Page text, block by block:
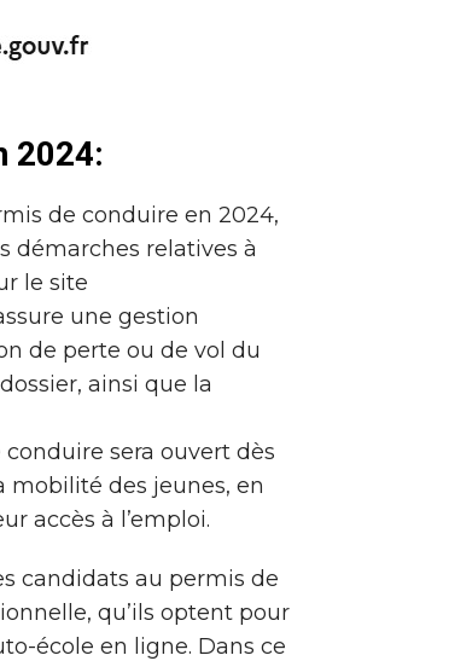
2024:
de conduire en 2024,
démarches relatives à
le site
une gestion
de perte ou de vol du
ainsi que la
sera ouvert dès
mobilité des jeunes, en
accès à l’emploi.
candidats au permis de
qu’ils optent pour
école en ligne. Dans ce